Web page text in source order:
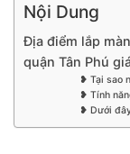
Nội Dung
Địa điểm lắp
quận Tân Phú
❥ Tại sao
❥ Tính
❥ Dưới